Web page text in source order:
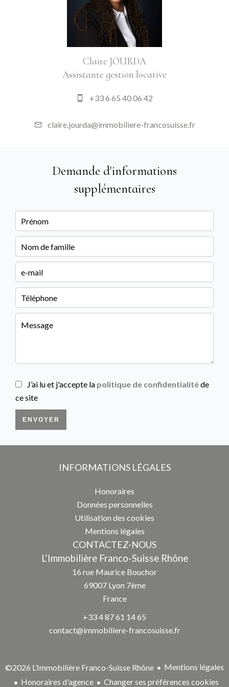
Claire JOURDA
Assistante gestion locative
+33 6 65 40 06 42
claire.jourda@immobiliere-francosuisse.fr
Demande d'informations
supplémentaires
J’ai lu et j'accepte la politique de confidentialitéde
ce site
ENVOYER
INFORMATIONS LÉGALES
Honoraires
Données personnelles
Utilisation des cookies
Mentions légales
CONTACTEZ-NOUS
L’Immobilière Franco-Suisse Rhône
16 rue Maurice Bouchor
69007Lyon 7ème
France
+33 4 87 61 14 65
contact@immobiliere-francosuisse.fr
©2026 L’Immobilière Franco-Suisse Rhône
Mentions légales
Honoraires d'agence
Changer ses préférences cookies